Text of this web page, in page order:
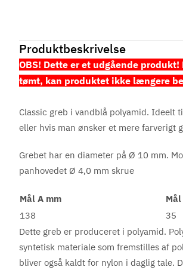
Produktbeskrivelse
OBS! Dette er et udgående produkt!
tømt, kan produktet ikke længere
Classic greb i vandblå polyamid. Ideelt
eller hvis man ønsker et mere farverigt
Grebet har en diameter på Ø 10 mm.
panhovedet Ø 4,0 mm skrue
Mål A mm
138
35
Dette greb er produceret i polyamid.
syntetisk materiale som fremstilles af
bliver også kaldt for nylon i daglig tale.